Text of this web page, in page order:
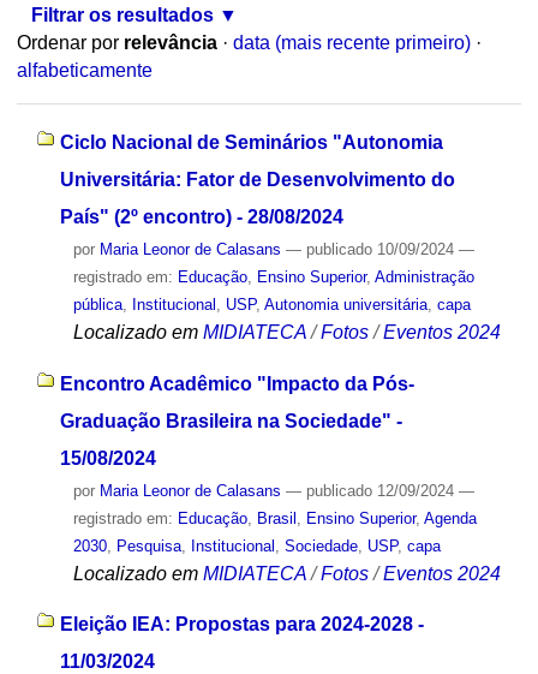
Filtrar os resultados
Ordenar por relevância · data (mais recente primeiro) ·
alfabeticamente
Ciclo Nacional de Seminários "Autonomia
Universitária: Fator de Desenvolvimento do
País" (2º encontro) - 28/08/2024
por Maria Leonor de Calasans — publicado10/09/2024 —
registrado em: Educação, Ensino Superior, Administração
pública, Institucional USP, Autonomia universitária, capa
Localizado em MIDIATECA /Fotos /Eventos 2024
Encontro Acadêmico "Impacto da Pós-
Graduação Brasileira na Sociedade" -
15/08/2024
por Maria Leonor de Calasans — publicado12/09/2024 —
registrado em: Educação, Brasil Ensino Superior, Agenda
2030, Pesquisa, Institucional Sociedade, USP, capa
Localizado em MIDIATECA /Fotos /Eventos 2024
Eleição IEA: Propostas para 2024-2028 -
11/03/2024